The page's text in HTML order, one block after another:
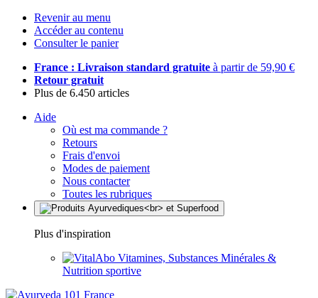
Revenir au menu
Accéder au contenu
Consulter le panier
France : Livraison standard gratuite à partir de 59,90 €
Retour gratuit
Plus de 6.450 articles
Aide
Où est ma commande ?
Retours
Frais d'envoi
Modes de paiement
Nous contacter
Toutes les rubriques
Plus d'inspiration
Vitamines, Substances Minérales &
Nutrition sportive